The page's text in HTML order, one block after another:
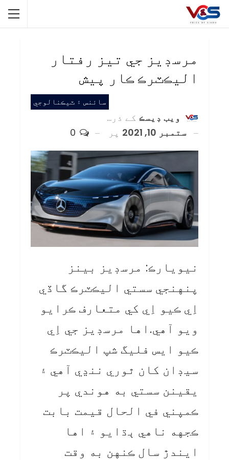
مرسڊيز جي تيز رفتار
اليڪٽرڪ ڪار پيش
سائنس ۽ ٽيڪنالوجي
ويب ڊيسڪ کے ذریعہ
ستمبر 10, 2021
پر
نيويارڪ: مرسڊيز بينز
پنهنجي سستي اليڪٽرڪ گاڏي
اِي ڪيو اِي کي متعارف ڪرايو
ويو آهي.اها مرسڊيز جي اِي
ڪيو ايس فليگ شپ اليڪٽرڪ
سيڊان کان ٿوري ننڍي آهي ۽
يقينن سستي به هوندي پر
ڪمپني في الحال قيمت بابت
ڪجهه ناهي ٻڌايو ۽ اها
ايندڙ سال ڪنهن به وقت